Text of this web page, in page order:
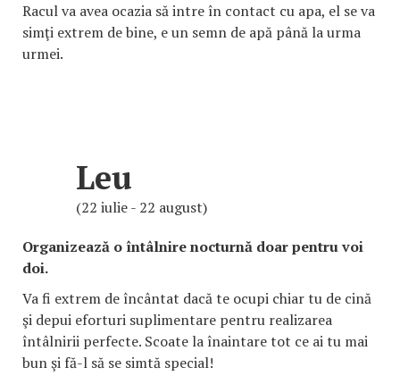
Racul va avea ocazia să intre în contact cu apa, el se va
simţi extrem de bine, e un semn de apă până la urma
urmei.
Leu
(22 iulie - 22 august)
Organizează o întâlnire nocturnă doar pentru voi
doi.
Va fi extrem de încântat dacă te ocupi chiar tu de cină
şi depui eforturi suplimentare pentru realizarea
întâlnirii perfecte. Scoate la înaintare tot ce ai tu mai
bun şi fă-l să se simtă special!